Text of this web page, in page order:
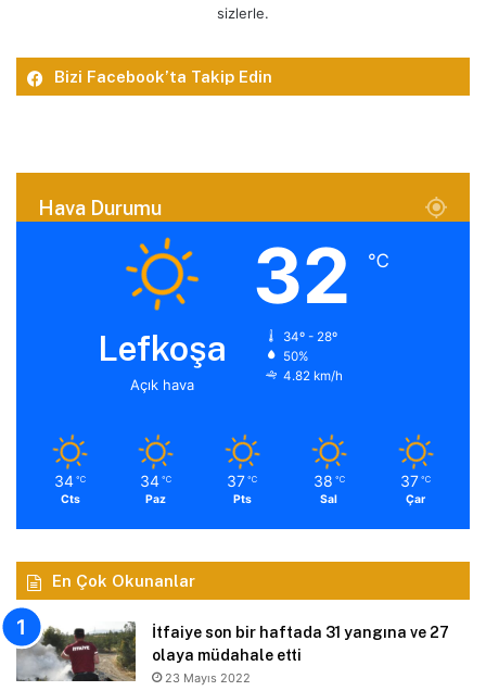
sizlerle.
Bizi Facebook’ta Takip Edin
Hava Durumu
Lefkoşa
Açık hava
32 ℃
34º - 28º
50%
4.82 km/h
34 ℃
Cts
34 ℃
Paz
37 ℃
Pts
38 ℃
Sal
37 ℃
Çar
En Çok Okunanlar
İtfaiye son bir haftada 31 yangına ve 27
olaya müdahale etti
23 Mayıs 2022